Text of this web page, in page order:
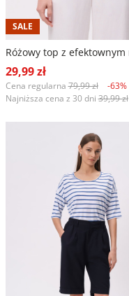
SALE
29,99 zł
Cena regularna79,99 zł
-63%
Najniższa cena z 30 dni39,99 zł